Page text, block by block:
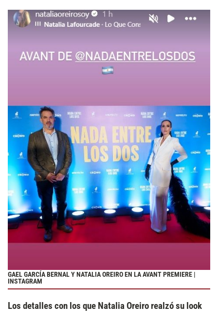
GAEL GARCÍA BERNAL Y NATALIA OREIRO EN LA AVANT PREMIERE |
INSTAGRAM
Los detalles con los que Natalia Oreiro realzó su look